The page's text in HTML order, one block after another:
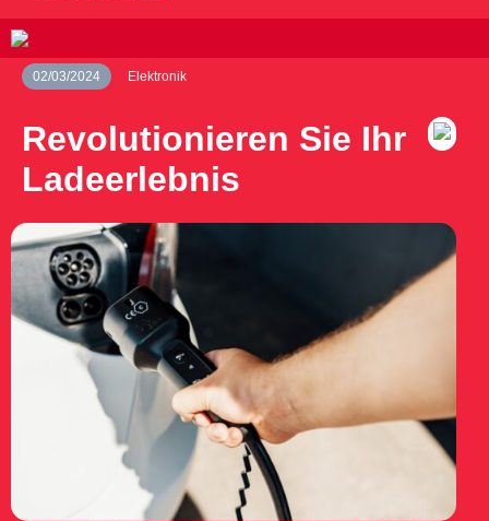
02/03/2024 Elektronik
Revolutionieren Sie Ihr
Ladeerlebnis